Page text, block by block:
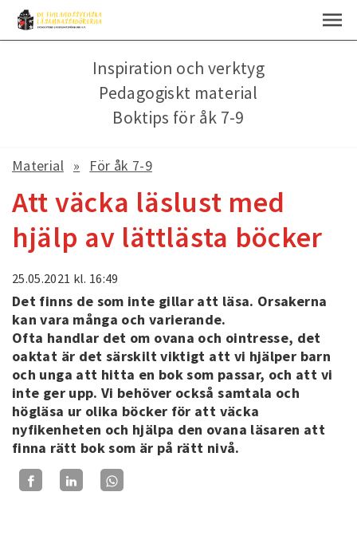
Material För åk 7-9
Inspiration och verktyg
Pedagogiskt material
Boktips för åk 7-9
Att väcka läslust med
hjälp av lättlästa böcker
25.05.2021 kl. 16:49
Det finns de som inte gillar att läsa. Orsakerna
kan vara många och varierande.
Ofta handlar det om ovana och ointresse, det
oaktat är det särskilt viktigt att vi hjälper barn
och unga att hitta en bok som passar, och att vi
inte ger upp. Vi behöver också samtala och
högläsa ur olika böcker för att väcka
nyfikenheten och hjälpa den ovana läsaren att
finna rätt bok som är på rätt nivå.